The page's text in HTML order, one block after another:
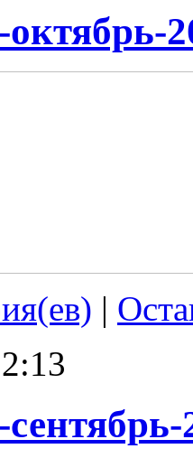
|